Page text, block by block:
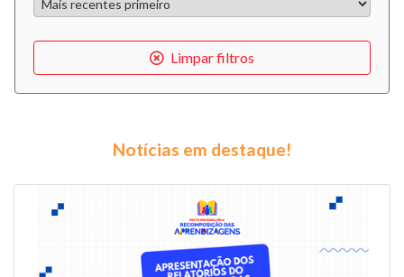
Limpar filtros
Notícias em destaque!